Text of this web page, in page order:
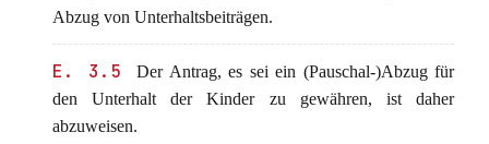
Abzug von Unterhaltsbeiträgen.
E. 3.5
Der Antrag, es sei ein (Pauschal-)Abzug für
den Unterhalt der Kinder zu gewähren, ist daher
abzuweisen.